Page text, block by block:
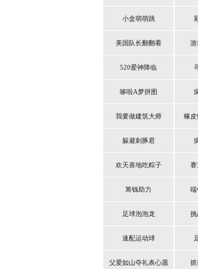
小盒萌萌跳
美国队长翻翻看 游
520爱神降临
哆啦A梦拼图
我要做建筑大师 橡皮
躲避刺豚君
欢天喜地吃粽子 赛
筹钱助力 端
足球泡泡龙 挑
速配运动球
父爱如山夺礼表心愿 抓